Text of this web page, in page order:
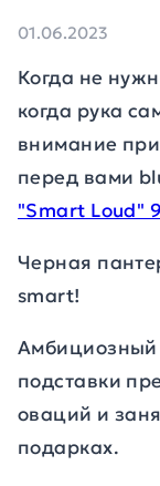
01.06.2023
Когда не
когда рука
внимание
перед вами
"Smart Loud"
Черная
smart!
Амбициозный
подставки
оваций и
подарках.